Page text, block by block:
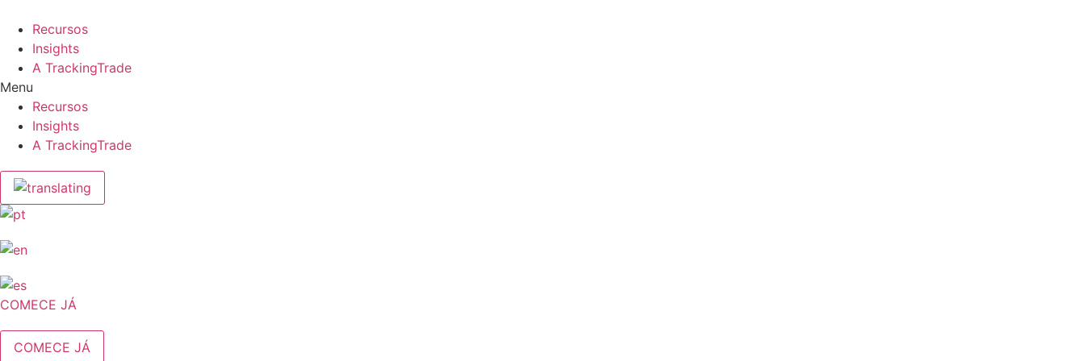
para
conteúdo
Recursos
Insights
A TrackingTrade
Menu
Recursos
Insights
A TrackingTrade
COMECE JÁ
COMECE JÁ